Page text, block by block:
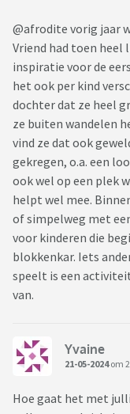
@afrodite vorig jaar
Vriend had toen heel
inspiratie voor de
het ook per kind
dochter dat ze heel
ze buiten wandelen
vind ze dat ook
gekregen, o.a. een
ook wel op een plek
helpt wel mee.
of simpelweg met
voor kinderen die
blokkenkar. Iets
speelt is een
van.
Yvaine
21-05-2024om
Hoe gaat het met